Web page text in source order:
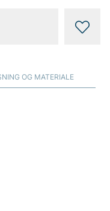
OG MATERIALE